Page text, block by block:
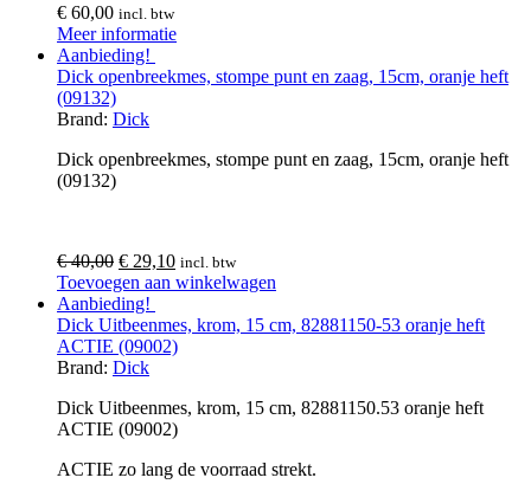
€ 60,00 incl. btw
Meer informatie
Aanbieding!
Dick openbreekmes, stompe punt en zaag, 15cm, oranje heft
(09132)
Brand: Dick
Dick openbreekmes, stompe punt en zaag, 15cm, oranje heft
(09132)
€40,00 € 29,10 incl. btw
Toevoegen aan winkelwagen
Aanbieding!
Dick Uitbeenmes, krom, 15 cm, 82881150-53 oranje heft
ACTIE (09002)
Brand: Dick
Dick Uitbeenmes, krom, 15 cm, 82881150.53 oranje heft
ACTIE (09002)
ACTIE zo lang de voorraad strekt.